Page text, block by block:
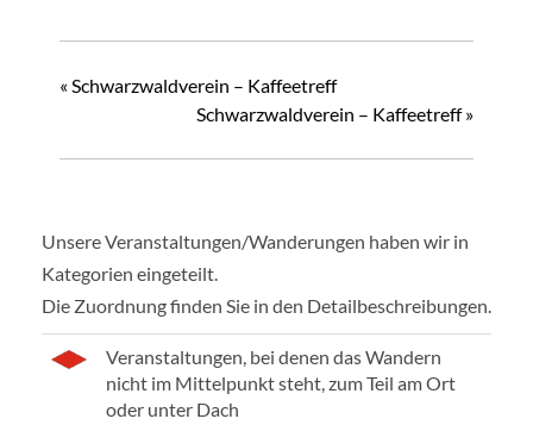
« Schwarzwaldverein – Kaffeetreff
Schwarzwaldverein – Kaffeetreff»
Unsere Veranstaltungen/Wanderungen haben wir in
Kategorien eingeteilt.
Die Zuordnung finden Sie in den Detailbeschreibungen.
Veranstaltungen, bei denen das Wandern
nicht im Mittelpunkt steht, zum Teil am Ort
oder unter Dach